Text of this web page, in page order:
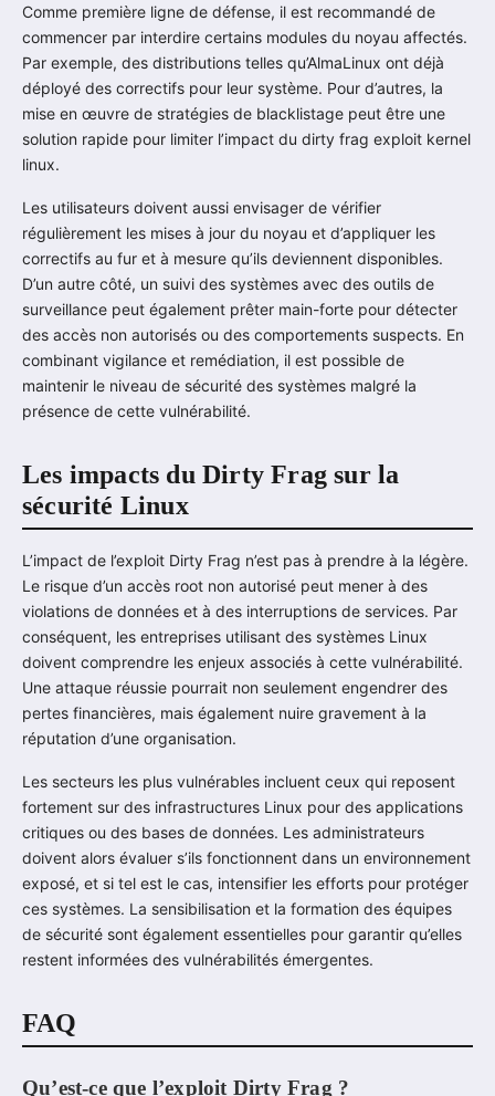
Comme première ligne de défense, il est recommandé de
commencer par interdire certains modules du noyau affectés.
Par exemple, des distributions telles qu’AlmaLinux ont déjà
déployé des correctifs pour leur système. Pour d’autres, la
mise en œuvre de stratégies de blacklistage peut être une
solution rapide pour limiter l’impact du dirty frag exploit kernel
linux.
Les utilisateurs doivent aussi envisager de vérifier
régulièrement les mises à jour du noyau et d’appliquer les
correctifs au fur et à mesure qu’ils deviennent disponibles.
D’un autre côté, un suivi des systèmes avec des outils de
surveillance peut également prêter main-forte pour détecter
des accès non autorisés ou des comportements suspects. En
combinant vigilance et remédiation, il est possible de
maintenir le niveau de sécurité des systèmes malgré la
présence de cette vulnérabilité.
Les impacts du Dirty Frag sur la
sécurité Linux
L’impact de l’exploit Dirty Frag n’est pas à prendre à la légère.
Le risque d’un accès root non autorisé peut mener à des
violations de données et à des interruptions de services. Par
conséquent, les entreprises utilisant des systèmes Linux
doivent comprendre les enjeux associés à cette vulnérabilité.
Une attaque réussie pourrait non seulement engendrer des
pertes financières, mais également nuire gravement à la
réputation d’une organisation.
Les secteurs les plus vulnérables incluent ceux qui reposent
fortement sur des infrastructures Linux pour des applications
critiques ou des bases de données. Les administrateurs
doivent alors évaluer s’ils fonctionnent dans un environnement
exposé, et si tel est le cas, intensifier les efforts pour protéger
ces systèmes. La sensibilisation et la formation des équipes
de sécurité sont également essentielles pour garantir qu’elles
restent informées des vulnérabilités émergentes.
FAQ
Qu’est-ce que l’exploit Dirty Frag ?